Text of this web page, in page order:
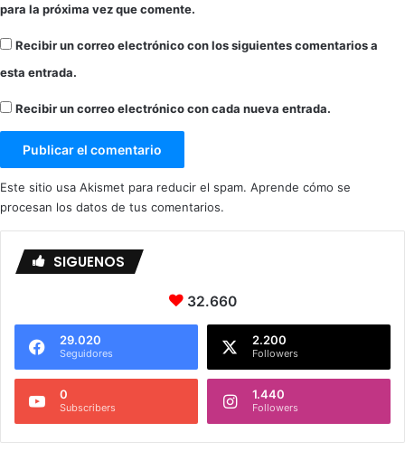
para la próxima vez que comente.
Recibir un correo electrónico con los siguientes comentarios a
esta entrada.
Recibir un correo electrónico con cada nueva entrada.
Este sitio usa Akismet para reducir el spam. Aprende cómo se
procesan los datos de tus comentarios.
SIGUENOS
32.660
29.020
Seguidores
2.200
Followers
0
Subscribers
1.440
Followers